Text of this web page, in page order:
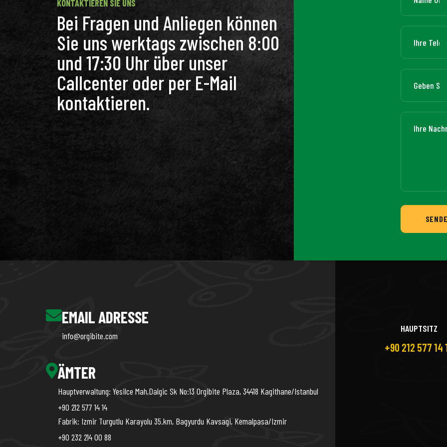
KONTAKTIEREN SIE UNS
Bei Fragen und Anliegen können
Sie uns werktags zwischen 8:00
und 17:30 Uhr über unser
Callcenter oder per E-Mail
kontaktieren.
EMAIL ADRESSE
info@orgibite.com
ÄMTER
Hauptverwaltung: Yesilce Mah,Dalgic Sk No:13 Orgibite Plaza, 34418 Kagithane/Istanbul
+90 212 577 14 14
Fabrik: Izmir Turgutlu Karayolu 35.km, Bagyurdu Kavsagi, Kemalpasa/Izmir
+90 232 214 00 88
HAUPTSITZ
+90 212 577 14